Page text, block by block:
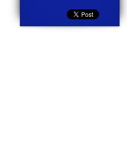
SUBARU IMPREZA WRX GC8